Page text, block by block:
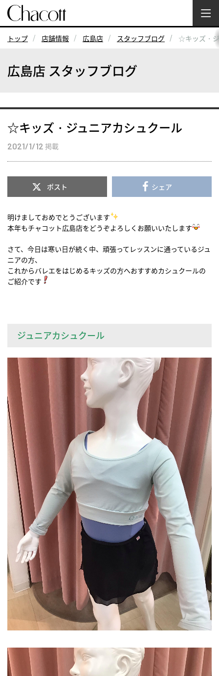
トップ 店舗情報 広島店 スタッフブログ ☆キッズ・
広島店 スタッフブログ
☆キッズ・ジュニアカシュクール
2021/1/12 掲載
ポスト シェア
明けましておめでとうございます
本年もチャコット広島店をどうぞよろしくお願いいたします
さて、今日は寒い日が続く中、頑張ってレッスンに通っているジュ
ニアの方、
これからバレエをはじめるキッズの方へおすすめカシュクールの
ご紹介です
ジュニアカシュクール